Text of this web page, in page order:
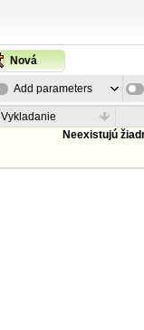
Nová
Add parameters
Vykladanie
Neexistujú